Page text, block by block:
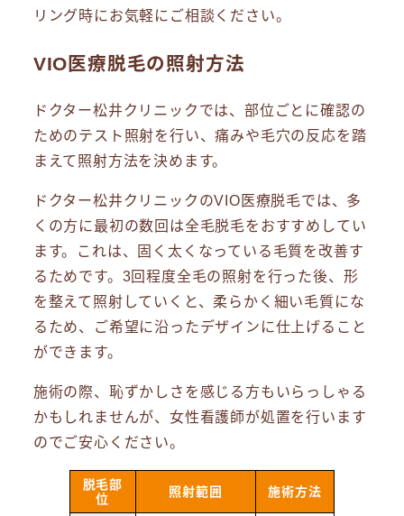
リング時にお気軽にご相談ください。
VIO医療脱毛の照射方法
ドクター松井クリニックでは、部位ごとに確認の
ためのテスト照射を行い、痛みや毛穴の反応を踏
まえて照射方法を決めます。
ドクター松井クリニックのVIO医療脱毛では、多
くの方に最初の数回は全毛脱毛をおすすめしてい
ます。これは、固く太くなっている毛質を改善す
るためです。3回程度全毛の照射を行った後、形
を整えて照射していくと、柔らかく細い毛質にな
るため、ご希望に沿ったデザインに仕上げること
ができます。
施術の際、恥ずかしさを感じる方もいらっしゃる
かもしれませんが、女性看護師が処置を行います
のでご安心ください。
脱毛部
位
照射範囲 施術方法